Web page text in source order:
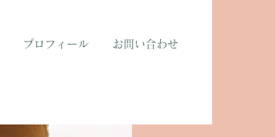
プロフィール お問い合わせ